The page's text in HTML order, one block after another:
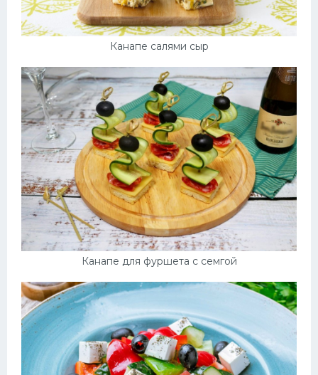
Канапе салями сыр
Канапе для фуршета с семгой